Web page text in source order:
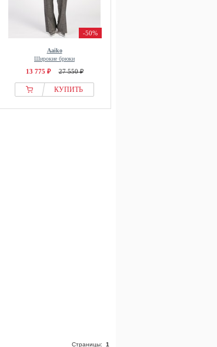
-50%
Aaiko
Широкие брюки
13 775 ₽ 27 550 ₽
КУПИТЬ
Страницы: 1